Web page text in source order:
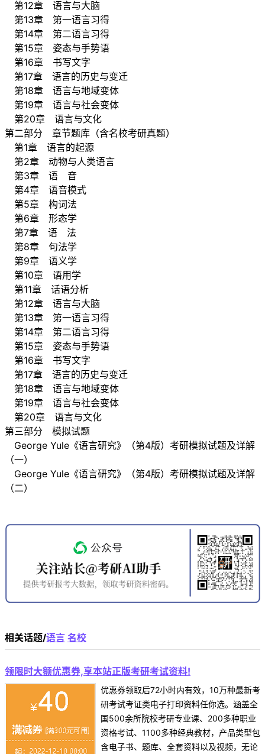
第12章 语言与大脑
第13章 第一语言习得
第14章 第二语言习得
第15章 姿态与手势语
第16章 书写文字
第17章 语言的历史与变迁
第18章 语言与地域变体
第19章 语言与社会变体
第20章 语言与文化
第二部分 章节题库（含名校考研真题）
第1章 语言的起源
第2章 动物与人类语言
第3章 语 音
第4章 语音模式
第5章 构词法
第6章 形态学
第7章 语 法
第8章 句法学
第9章 语义学
第10章 语用学
第11章 话语分析
第12章 语言与大脑
第13章 第一语言习得
第14章 第二语言习得
第15章 姿态与手势语
第16章 书写文字
第17章 语言的历史与变迁
第18章 语言与地域变体
第19章 语言与社会变体
第20章 语言与文化
第三部分 模拟试题
George Yule《语言研究》（第4版）考研模拟试题及详解
（一）
George Yule《语言研究》（第4版）考研模拟试题及详解
（二）
相关话题/语言 名校
领限时大额优惠券,享本站正版考研考试资料!
优惠券领取后72小时内有效，10万种最新考
研考试考证类电子打印资料任你选。涵盖全
国500余所院校考研专业课、200多种职业
资格考试、1100多种经典教材，产品类型包
含电子书、题库、全套资料以及视频，无论